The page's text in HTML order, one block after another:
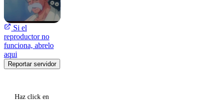
Si el
reproductor no
funciona, abrelo
aqui
Reportar servidor
Haz click en